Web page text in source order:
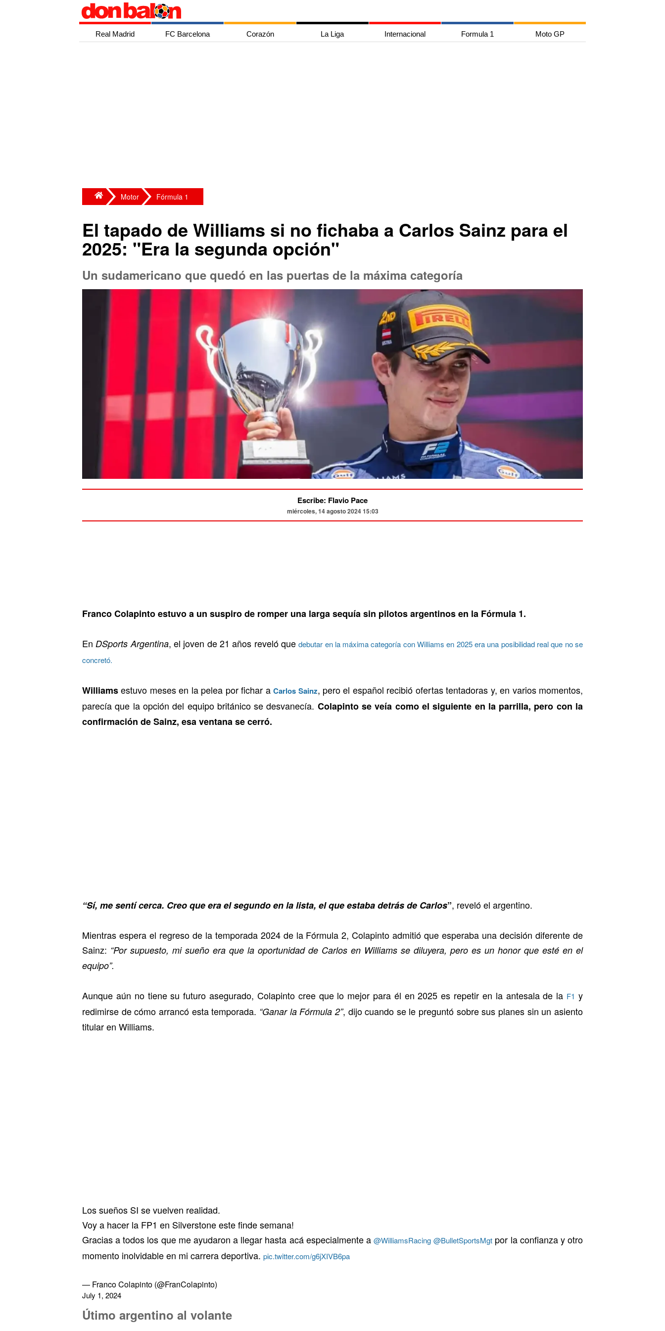
Real Madrid FC Barcelona Corazón La Liga Internacional Formula 1 Moto GP
Motor Fórmula 1
El tapado de Williams si no fichaba a Carlos Sainz para el
2025: "Era la segunda opción"
Un sudamericano que quedó en las puertas de la máxima categoría
Escribe: Flavio Pace
miércoles, 14 agosto 2024 15:03
Franco Colapinto estuvo a un suspiro de romper una larga sequía sin pilotos argentinos en la Fórmula 1.
En DSports Argentina, el joven de 21 años reveló quedebutar en la máxima categoría con Williams en 2025 era una posibilidad real que no se
concretó.
Williamsestuvo meses en la pelea por fichar a Carlos Sainz, pero el español recibió ofertas tentadoras y, en varios momentos,
parecía que la opción del equipo británico se desvanecía. Colapinto se veía como el siguiente en la parrilla, pero con la
confirmación de Sainz, esa ventana se cerró.
“Sí, me sentí cerca. Creo que era el segundo en la lista, el que estaba detrás de Carlos”, reveló el argentino.
Mientras espera el regreso de la temporada 2024 de la Fórmula 2, Colapinto admitió que esperaba una decisión diferente de
Sainz: “Por supuesto, mi sueño era que la oportunidad de Carlos en Williams se diluyera, pero es un honor que esté en el
equipo”.
Aunque aún no tiene su futuro asegurado, Colapinto cree que lo mejor para él en 2025 es repetir en la antesala de la F1 y
redimirse de cómo arrancó esta temporada. “Ganar la Fórmula 2”, dijo cuando se le preguntó sobre sus planes sin un asiento
titular en Williams.
Los sueños SI se vuelven realidad.
Voy a hacer la FP1 en Silverstone este finde semana!
Gracias a todos los que me ayudaron a llegar hasta acá especialmente a@WilliamsRacing @BulletSportsMgt por la confianza y otro
momento inolvidable en mi carrera deportiva. pic.twitter.com/g6jXIVB6pa
— Franco Colapinto (@FranColapinto)
July 1, 2024
Útimo argentino al volante